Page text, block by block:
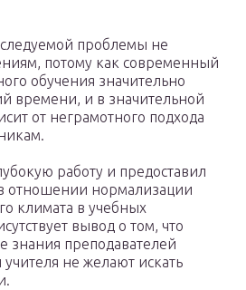
проблемы не
потому как современный
обучения значительно
времени, и в значительной
от неграмотного подхода
работу и предоставил
отношении нормализации
климата в учебных
вывод о том, что
знания преподавателей
учителя не желают искать